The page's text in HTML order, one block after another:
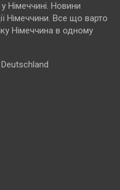
Німеччині. Новини
Німеччини. Все що варто
Німеччина в одному